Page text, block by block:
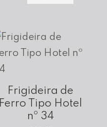
Frigideira de
Ferro Tipo Hotel
nº 34